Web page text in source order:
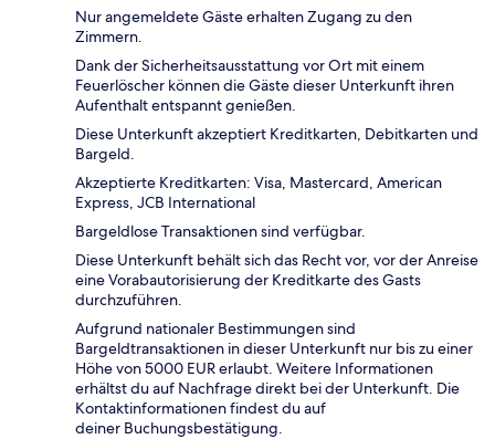
Nur angemeldete Gäste erhalten Zugang zu den
Zimmern.
Dank der Sicherheitsausstattung vor Ort mit einem
Feuerlöscher können die Gäste dieser Unterkunft ihren
Aufenthalt entspannt genießen.
Diese Unterkunft akzeptiert Kreditkarten, Debitkarten und
Bargeld.
Akzeptierte Kreditkarten: Visa, Mastercard, American
Express, JCB International
Bargeldlose Transaktionen sind verfügbar.
Diese Unterkunft behält sich das Recht vor, vor der Anreise
eine Vorabautorisierung der Kreditkarte des Gasts
durchzuführen.
Aufgrund nationaler Bestimmungen sind
Bargeldtransaktionen in dieser Unterkunft nur bis zu einer
Höhe von 5000 EUR erlaubt. Weitere Informationen
erhältst du auf Nachfrage direkt bei der Unterkunft. Die
Kontaktinformationen findest du auf
deiner Buchungsbestätigung.